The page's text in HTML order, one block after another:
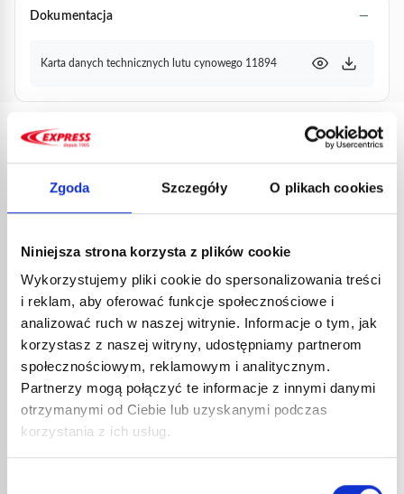
Zgoda Szczegóły O plikach cookies
Niniejsza strona korzysta z plików cookie
Wykorzystujemy pliki cookie do spersonalizowania treści
i reklam, aby oferować funkcje społecznościowe i
analizować ruch w naszej witrynie. Informacje o tym, jak
korzystasz z naszej witryny, udostępniamy partnerom
społecznościowym, reklamowym i analitycznym.
Partnerzy mogą połączyć te informacje z innymi danymi
otrzymanymi od Ciebie lub uzyskanymi podczas
korzystania z ich usług.
Dokumentacja
Karta danych technicznych lutu cynowego 11894
PRODUKTY
POWIĄZANE